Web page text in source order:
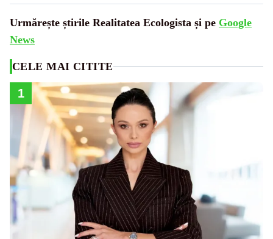
Urmărește știrile Realitatea Ecologista și pe Google
News
CELE MAI CITITE
1